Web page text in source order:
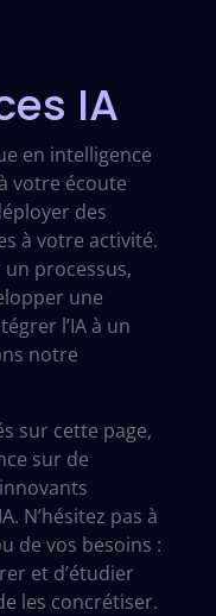
IA
en intelligence
votre écoute
des
à votre activité.
processus,
une
l’IA à un
notre
sur cette page,
sur de
N’hésitez pas à
de vos besoins :
et d’étudier
les concrétiser.